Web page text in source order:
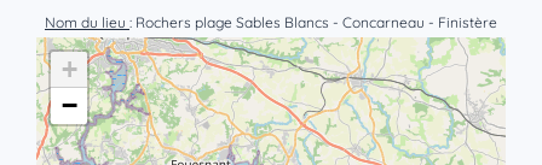
Nom du lieu : Rochers plage Sables Blancs - Concarneau - Finistère
+
−